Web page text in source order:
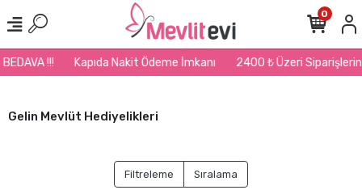
Kapıda Nakit Ödeme İmkanı 2400 ₺ Üzeri Siparişlerinizde Kargo
0
Gelin Mevlüt Hediyelikleri
Filtreleme Sıralama